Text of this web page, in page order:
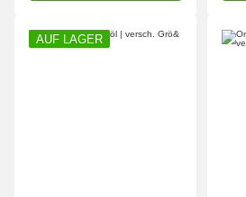
AUF LAGER